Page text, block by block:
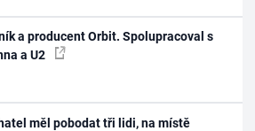
a producent Orbit. Spolupracoval s
a U2
měl pobodat tři lidi, na místě